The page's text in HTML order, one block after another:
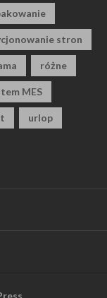
stron
różne
MES
urlop